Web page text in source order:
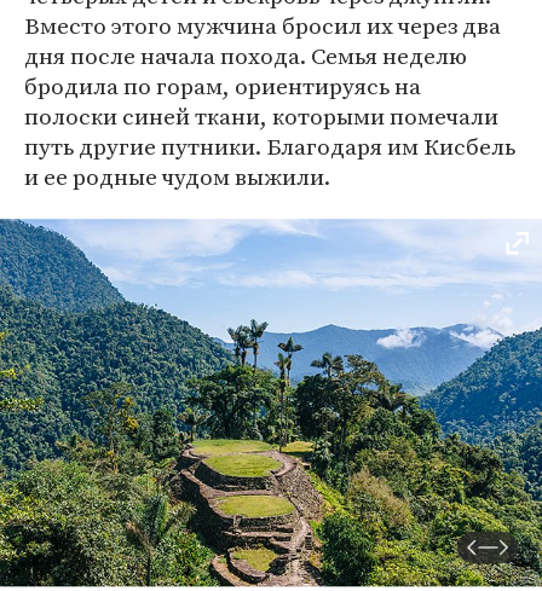
Вместо этого мужчина бросил их через два
дня после начала похода. Семья неделю
бродила по горам, ориентируясь на
полоски синей ткани, которыми помечали
путь другие путники. Благодаря им Кисбель
и ее родные чудом выжили.